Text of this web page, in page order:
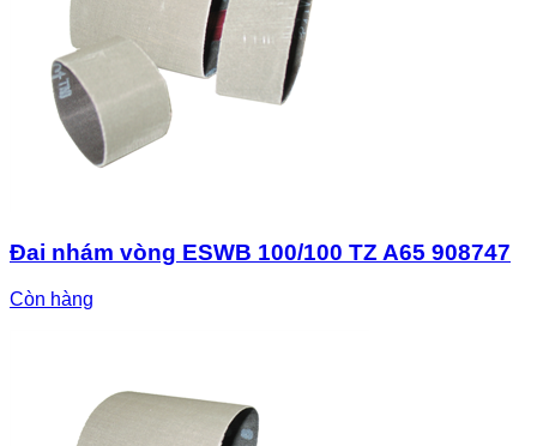
Đai nhám vòng ESWB 100/100 TZ A65 908747
Còn hàng